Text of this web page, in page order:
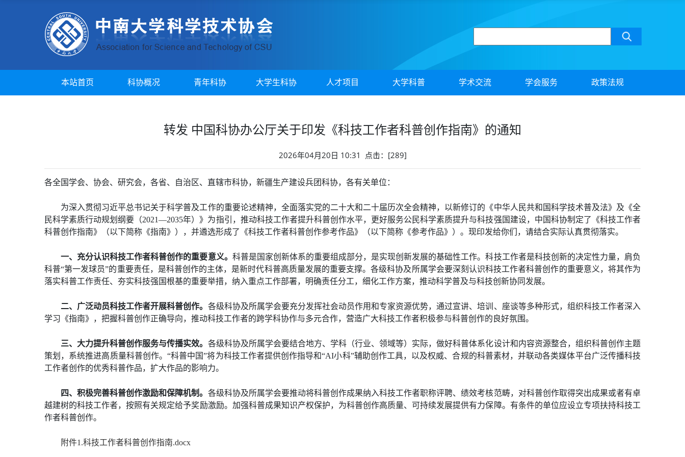
本站首页 科协概况 青年科协 大学生科协 人才项目 大学科普 学术交流 学会服务 政策法规
转发 中国科协办公厅关于印发《科技工作者科普创作指南》的通知
2026年04月20日 10:31 点击：[289]
各全国学会、协会、研究会，各省、自治区、直辖市科协，新疆生产建设兵团科协，各有关单位：
为深入贯彻习近平总书记关于科学普及工作的重要论述精神，全面落实党的二十大和二十届历次全会精神，以新修订的《中华人民共和国科学技术普及法》及《全
民科学素质行动规划纲要（2021—2035年）》为指引，推动科技工作者提升科普创作水平，更好服务公民科学素质提升与科技强国建设，中国科协制定了《科技工作者
科普创作指南》（以下简称《指南》），并遴选形成了《科技工作者科普创作参考作品》（以下简称《参考作品》）。现印发给你们，请结合实际认真贯彻落实。
一、充分认识科技工作者科普创作的重要意义。 科普是国家创新体系的重要组成部分，是实现创新发展的基础性工作。科技工作者是科技创新的决定性力量，肩负
科普“第一发球员”的重要责任，是科普创作的主体，是新时代科普高质量发展的重要支撑。各级科协及所属学会要深刻认识科技工作者科普创作的重要意义，将其作为
落实科普工作责任、夯实科技强国根基的重要举措，纳入重点工作部署，明确责任分工，细化工作方案，推动科学普及与科技创新协同发展。
二、广泛动员科技工作者开展科普创作。 各级科协及所属学会要充分发挥社会动员作用和专家资源优势，通过宣讲、培训、座谈等多种形式，组织科技工作者深入
学习《指南》，把握科普创作正确导向，推动科技工作者的跨学科协作与多元合作，营造广大科技工作者积极参与科普创作的良好氛围。
三、大力提升科普创作服务与传播实效。 各级科协及所属学会要结合地方、学科（行业、领域等）实际，做好科普体系化设计和内容资源整合，组织科普创作主题
策划，系统推进高质量科普创作。“科普中国”将为科技工作者提供创作指导和“AI小科”辅助创作工具，以及权威、合规的科普素材，并联动各类媒体平台广泛传播科技
工作者创作的优秀科普作品，扩大作品的影响力。
四、积极完善科普创作激励和保障机制。 各级科协及所属学会要推动将科普创作成果纳入科技工作者职称评聘、绩效考核范畴，对科普创作取得突出成果或者有卓
越建树的科技工作者，按照有关规定给予奖励激励。加强科普成果知识产权保护，为科普创作高质量、可持续发展提供有力保障。有条件的单位应设立专项扶持科技工
作者科普创作。
附件1.科技工作者科普创作指南.docx